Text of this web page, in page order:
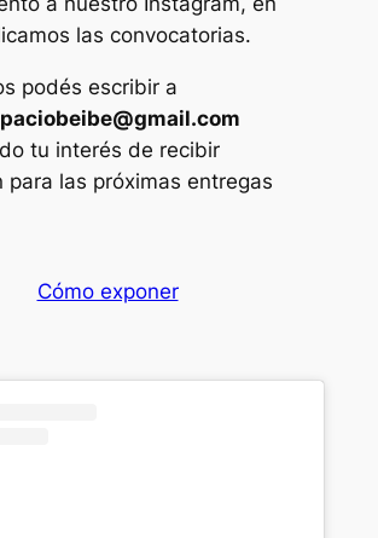
las convocatorias.
podés escribir a
tu interés de recibir
para las próximas entregas
Cómo exponer